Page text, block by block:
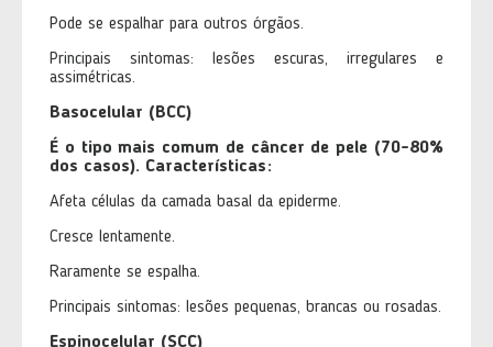
Pode se espalhar para outros órgãos.
Principais sintomas: lesões escuras, irregulares e
assimétricas.
Basocelular (BCC)
É o tipo mais comum de câncer de pele (70-80%
dos casos). Características:
Afeta células da camada basal da epiderme.
Cresce lentamente.
Raramente se espalha.
Principais sintomas: lesões pequenas, brancas ou rosadas.
Espinocelular (SCC)